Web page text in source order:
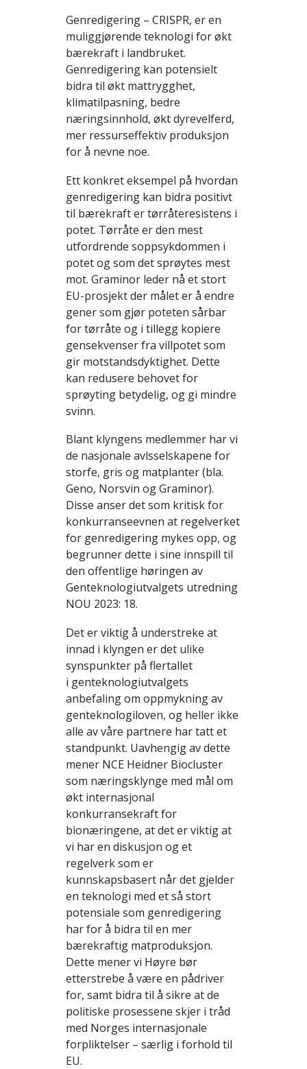
Genredigering – CRISPR, er en
muliggjørende teknologi for økt
bærekraft i landbruket.
Genredigering kan potensielt
bidra til økt mattrygghet,
klimatilpasning, bedre
næringsinnhold, økt dyrevelferd,
mer ressurseffektiv produksjon
for å nevne noe.
Ett konkret eksempel på hvordan
genredigering kan bidra positivt
til bærekraft er tørråteresistens i
potet. Tørråte er den mest
utfordrende soppsykdommen i
potet og som det sprøytes mest
mot. Graminor leder nå et stort
EU-prosjekt der målet er å endre
gener som gjør poteten sårbar
for tørråte og i tillegg kopiere
gensekvenser fra villpotet som
gir motstandsdyktighet. Dette
kan redusere behovet for
sprøyting betydelig, og gi mindre
svinn.
Blant klyngens medlemmer har vi
de nasjonale avlsselskapene for
storfe, gris og matplanter (bla.
Geno, Norsvin og Graminor).
Disse anser det som kritisk for
konkurranseevnen at regelverket
for genredigering mykes opp, og
begrunner dette i sine innspill til
den offentlige høringen av
Genteknologiutvalgets utredning
NOU 2023: 18.
Det er viktig å understreke at
innad i klyngen er det ulike
synspunkter på flertallet
i genteknologiutvalgets
anbefaling om oppmykning av
genteknologiloven, og heller ikke
alle av våre partnere har tatt et
standpunkt. Uavhengig av dette
mener NCE Heidner Biocluster
som næringsklynge med mål om
økt internasjonal
konkurransekraft for
bionæringene, at det er viktig at
vi har en diskusjon og et
regelverk som er
kunnskapsbasert når det gjelder
en teknologi med et så stort
potensiale som genredigering
har for å bidra til en mer
bærekraftig matproduksjon.
Dette mener vi Høyre bør
etterstrebe å være en pådriver
for, samt bidra til å sikre at de
politiske prosessene skjer i tråd
med Norges internasjonale
forpliktelser – særlig i forhold til
EU.